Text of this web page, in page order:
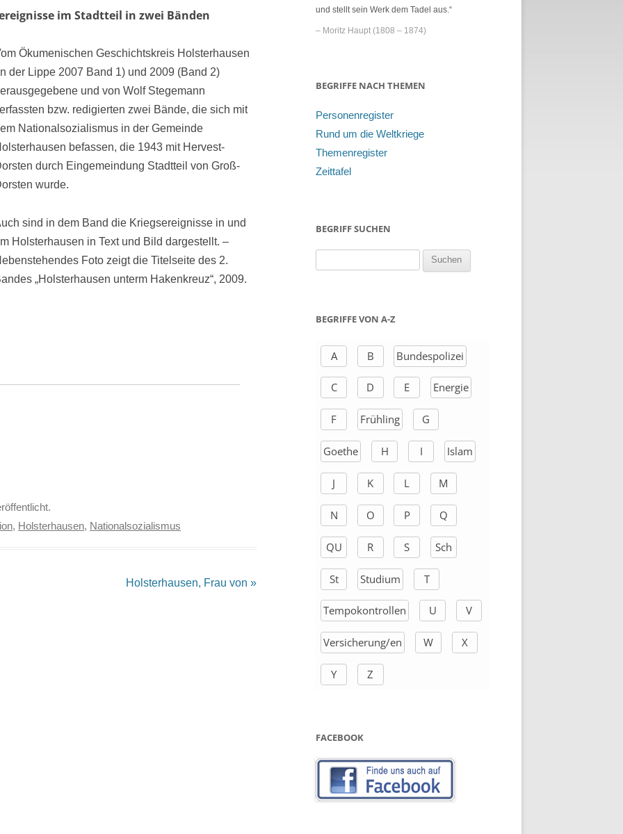
LINKS DANK
im Stadtteil in zwei Bänden
Ökumenischen Geschichtskreis Holsterhausen
der Lippe 2007 Band 1) und 2009 (Band 2)
und von Wolf Stegemann
bzw. redigierten zwei Bände, die sich mit
Nationalsozialismus in der Gemeinde
befassen, die 1943 mit Hervest-
durch Eingemeindung Stadtteil von Groß-
wurde.
sind in dem Band die Kriegsereignisse in und
Holsterhausen in Text und Bild dargestellt. –
Foto zeigt die Titelseite des 2.
„Holsterhausen unterm Hakenkreuz“, 2009.
, Holsterhausen, Nationalsozialismus
Holsterhausen, Frau von »
und stellt sein Werk dem Tadel aus.“
– Moritz Haupt (1808 – 1874)
BEGRIFFE NACH THEMEN
Personenregister
Rund um die Weltkriege
Themenregister
Zeittafel
BEGRIFF SUCHEN
h
h
BEGRIFFE VON A-Z
A B Bundespolizei
C D E Energie
F Frühling G
Goethe H I Islam
J K L M
N O P Q
QU R S Sch
St Studium T
Tempokontrollen U V
Versicherung/en W X
Y Z
FACEBOOK